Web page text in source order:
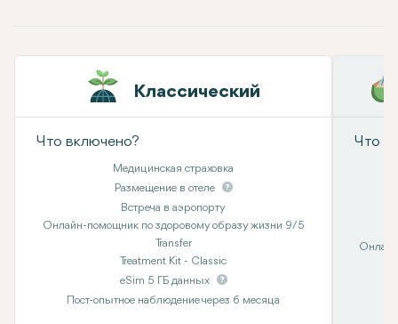
Классический
Что включено?
Медицинская страховка
Размещение в отеле
Встреча в аэропорту
Онлайн-помощник по здоровому образу жизни 9/5
Transfer
Treatment Kit - Classic
eSim 5 ГБ данных
Пост-опытное наблюдение через 6 месяца
Что